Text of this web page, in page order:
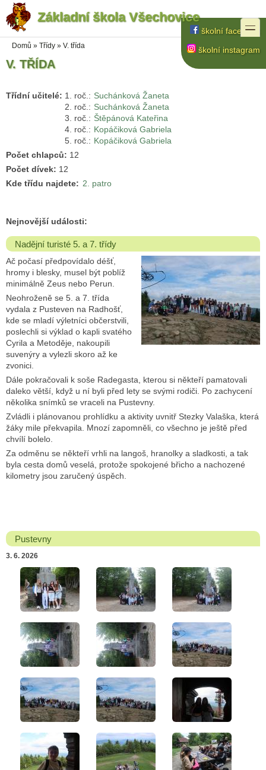
Přejít k hlavnímu obsahu
Přejít k vyhledávání na webu
školní facebook
školní instagram
Základní škola Všechovice
toggle
Jste zde
Domů » Třídy » V. třída
V. TŘÍDA
Třídní učitelé:
Suchánková Žaneta
Suchánková Žaneta
Štěpánová Kateřina
Kopáčiková Gabriela
Kopáčiková Gabriela
Počet chlapců: 12
Počet dívek: 12
Kde třídu najdete: 2. patro
Nejnovější události:
Nadějní turisté 5. a 7. třídy
Ač počasí předpovídalo déšť,
hromy i blesky, musel být poblíž
minimálně Zeus nebo Perun.
Neohroženě se 5. a 7. třída
vydala z Pusteven na Radhošť,
kde se mladí výletníci občerstvili,
poslechli si výklad o kapli svatého
Cyrila a Metoděje, nakoupili
suvenýry a vylezli skoro až ke
zvonici.
Dále pokračovali k soše Radegasta, kterou si někteří pamatovali
daleko větší, když u ní byli před lety se svými rodiči. Po zachycení
několika snímků se vraceli na Pustevny.
Zvládli i plánovanou prohlídku a aktivity uvnitř Stezky Valaška, která
žáky mile překvapila. Mnozí zapomněli, co všechno je ještě před
chvílí bolelo.
Za odměnu se někteří vrhli na langoš, hranolky a sladkosti, a tak
byla cesta domů veselá, protože spokojené břicho a nachozené
kilometry jsou zaručený úspěch.
Pustevny
3. 6. 2026